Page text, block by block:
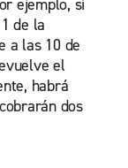
ejemplo, si
de la
a las 10 de
el
habrá
dos